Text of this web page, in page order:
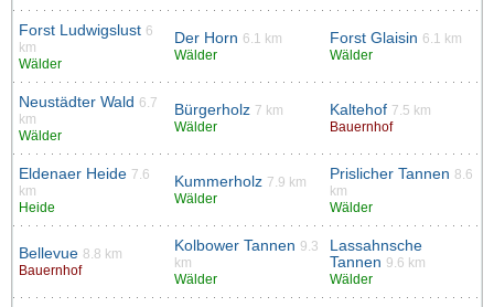
Forst Ludwigslust 6
km
Wälder
Der Horn 6.1 km
Wälder
Forst Glaisin 6.1 km
Wälder
Neustädter Wald 6.7
km
Wälder
Bürgerholz 7 km
Wälder
Kaltehof 7.5 km
Bauernhof
Eldenaer Heide 7.6
km
Heide
Kummerholz 7.9 km
Wälder
Prislicher Tannen 8.6
km
Wälder
Bellevue 8.8 km
Bauernhof
Kolbower Tannen 9.3
km
Wälder
Lassahnsche
Tannen 9.6 km
Wälder